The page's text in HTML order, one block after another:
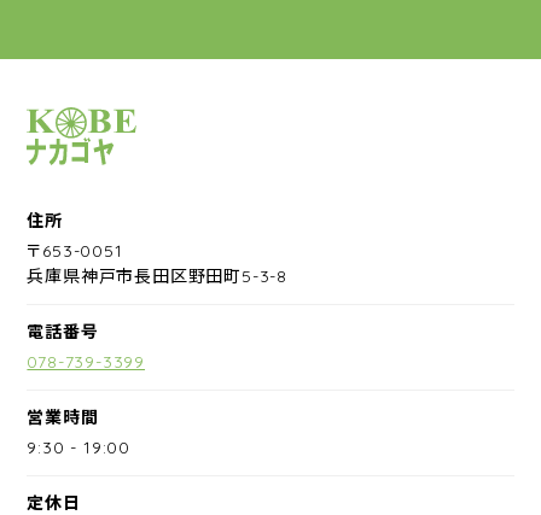
サイクルショップナカゴヤ
住所
〒653-0051
兵庫県神戸市長田区野田町5-3-8
電話番号
078-739-3399
営業時間
9:30 -19:00
定休日